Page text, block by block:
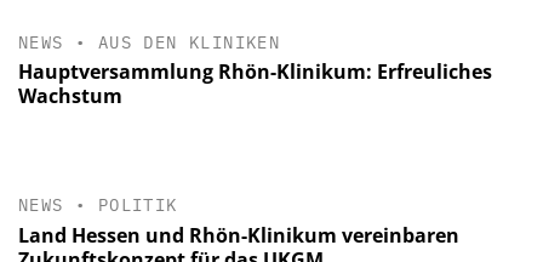
NEWS • AUS DEN KLINIKEN
Hauptversammlung Rhön-Klinikum: Erfreuliches
Wachstum
NEWS • POLITIK
Land Hessen und Rhön-Klinikum vereinbaren